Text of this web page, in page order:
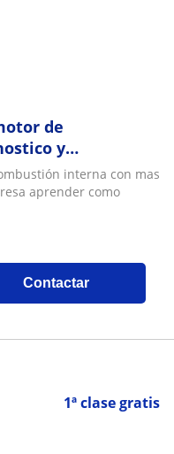
de
y
interna con mas
aprender como
Contactar
1ª clase gratis